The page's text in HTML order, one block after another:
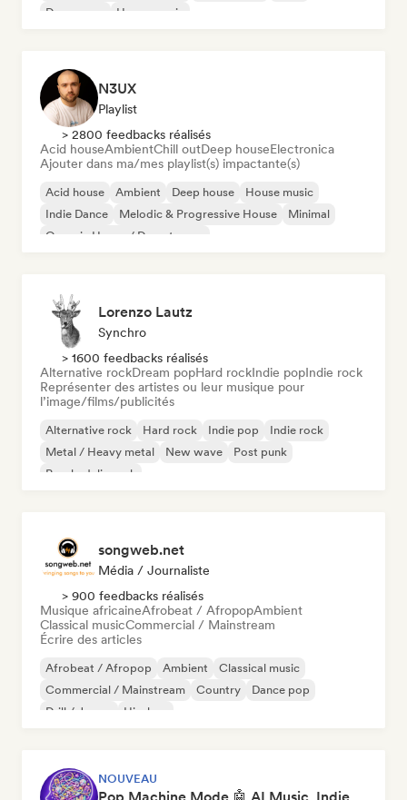
Dream pop
House music
N3UX
Playlist
> 2800 feedbacks réalisés
Acid houseAmbientChill outDeep houseElectronica
Ajouter dans ma/mes playlist(s) impactante(s)
Acid house Ambient Deep house
House music
Indie Dance
Melodic & Progressive House
Minimal
Organic House / Downtempo
Lorenzo Lautz
Synchro
> 1600 feedbacks réalisés
Alternative rockDream popHard rockIndie popIndie rock
Représenter des artistes ou leur musique pour
l’image/films/publicités
Alternative rock Hard rock Indie pop
Indie rock
Metal / Heavy metal
New wave
Post punk
Psychedelic rock
songweb.net
Média / Journaliste
> 900 feedbacks réalisés
Musique africaineAfrobeat / AfropopAmbient
Classical musicCommercial / Mainstream
Écrire des articles
Afrobeat / Afropop Ambient
Classical music
Commercial / Mainstream
Country
Dance pop
Drill / Jersey
Hip-hop
NOUVEAU